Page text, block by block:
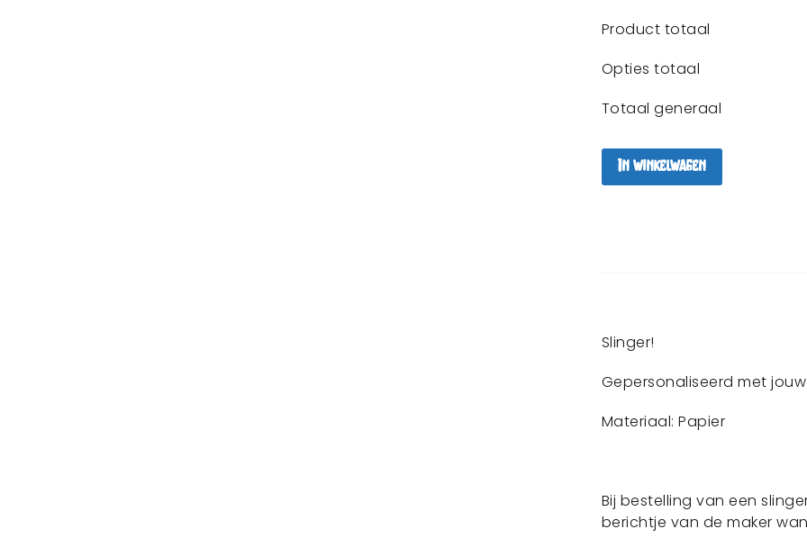
Product totaal
Opties totaal
Totaal generaal
In winkelwagen
Slinger!
Gepersonaliseerd met
Materiaal: Papier
Bij bestelling van een
berichtje van de maker